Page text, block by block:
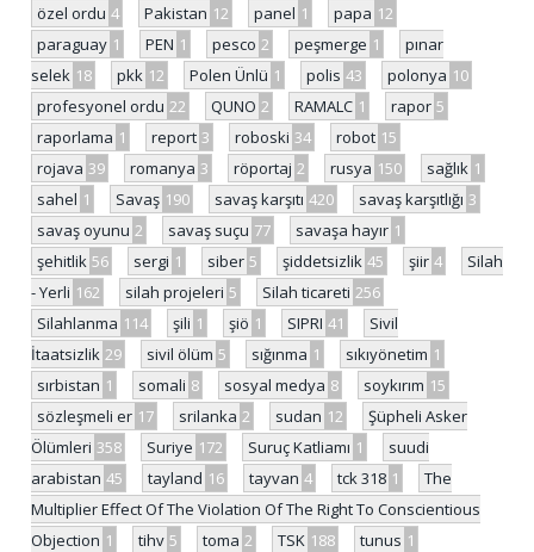
özel ordu 4 Pakistan 12 panel 1 papa 12
paraguay 1 PEN 1 pesco 2 peşmerge 1
pınar
selek 18 pkk 12 Polen Ünlü 1 polis 43 polonya 10
profesyonel ordu 22 QUNO 2 RAMALC 1 rapor 5
raporlama 1 report 3 roboski 34 robot 15
rojava 39 romanya 3 röportaj 2 rusya 150 sağlık 1
sahel 1 Savaş 190 savaş karşıtı 420 savaş karşıtlığı 3
savaş oyunu 2 savaş suçu 77 savaşa hayır 1
şehitlik 56 sergi 1 siber 5 şiddetsizlik 45 şiir 4
Silah
- Yerli 162 silah projeleri 5 Silah ticareti 256
Silahlanma 114 şili 1 şiö 1 SIPRI 41
Sivil
İtaatsizlik 29 sivil ölüm 5 sığınma 1 sıkıyönetim 1
sırbistan 1 somali 8 sosyal medya 8 soykırım 15
sözleşmeli er 17 srilanka 2 sudan 12
Şüpheli Asker
Ölümleri 358 Suriye 172 Suruç Katliamı 1
suudi
arabistan 45 tayland 16 tayvan 4 tck 318 1
The
Multiplier Effect Of The Violation Of The Right To Conscientious
Objection 1 tihv 5 toma 2 TSK 188 tunus 1